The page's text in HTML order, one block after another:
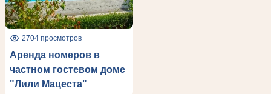
2704 просмотров
Аренда номеров в
частном гостевом доме
"Лили Мацеста"